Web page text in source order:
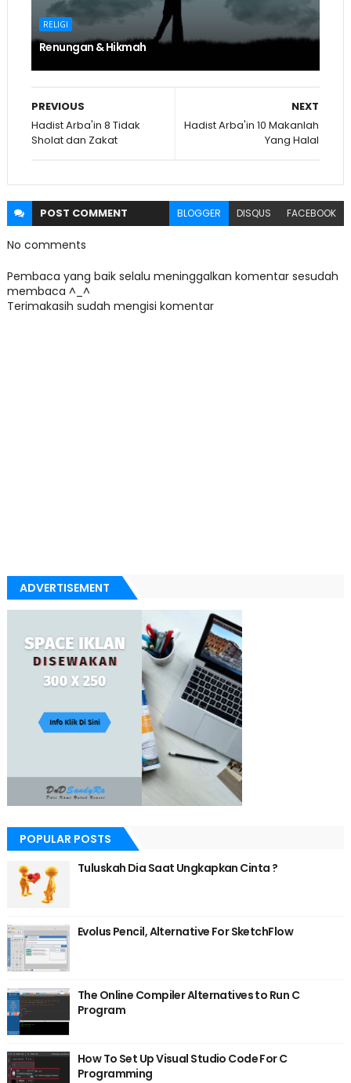
RELIGI
Renungan & Hikmah
NEXT
Hadist Arba'in 10 Makanlah
Yang Halal
PREVIOUS
Hadist Arba'in 8 Tidak
Sholat dan Zakat
POST COMMENT BLOGGER DISQUS FACEBOOK
No comments
Pembaca yang baik selalu meninggalkan komentar sesudah
membaca ^_^
Terimakasih sudah mengisi komentar
ADVERTISEMENT
POPULAR POSTS
Tuluskah Dia Saat Ungkapkan Cinta ?
Evolus Pencil, Alternative For SketchFlow
The Online Compiler Alternatives to Run C
Program
How To Set Up Visual Studio Code For C
Programming